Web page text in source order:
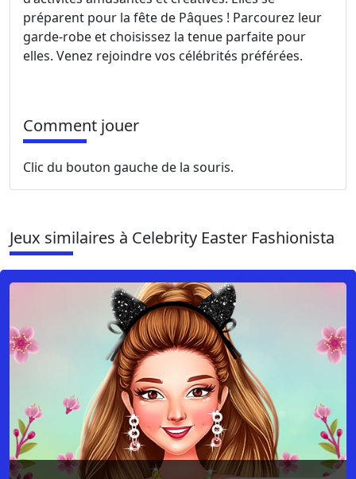
préparent pour la fête de Pâques ! Parcourez leur
garde-robe et choisissez la tenue parfaite pour
elles. Venez rejoindre vos célébrités préférées.
Comment jouer
Clic du bouton gauche de la souris.
Jeux similaires à Celebrity Easter Fashionista